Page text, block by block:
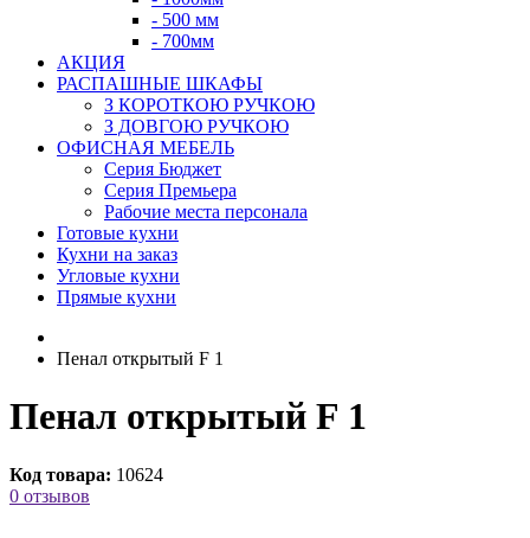
- 500 мм
- 700мм
АКЦИЯ
РАСПАШНЫЕ ШКАФЫ
З КОРОТКОЮ РУЧКОЮ
З ДОВГОЮ РУЧКОЮ
ОФИСНАЯ МЕБЕЛЬ
Серия Бюджет
Серия Премьера
Рабочие места персонала
Готовые кухни
Кухни на заказ
Угловые кухни
Прямые кухни
Пенал открытый F 1
Пенал открытый F 1
Код товара: 10624
0 отзывов